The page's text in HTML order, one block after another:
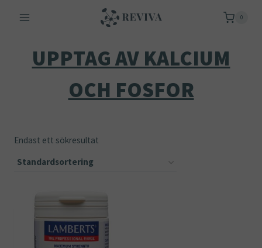
0
UPPTAG AV KALCIUM
OCH FOSFOR
Endast ett sökresultat